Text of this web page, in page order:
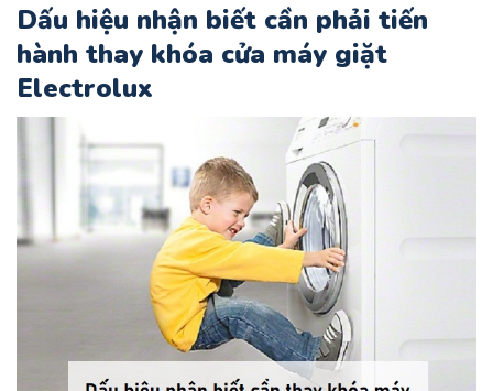
Dấu hiệu nhận biết cần phải tiến
hành thay khóa cửa máy giặt
Electrolux